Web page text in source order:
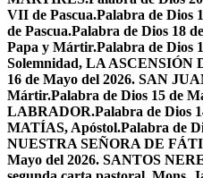
VII de Pascua.Palabra de Dios
de Pascua.Palabra de Dios 18
Papa y Mártir.Palabra de Dios
Solemnidad, LA ASCENSIÓN
16 de Mayo del 2026. SAN
Mártir.Palabra de Dios 15 de
LABRADOR.Palabra de Dios
MATÍAS, Apóstol.Palabra de
NUESTRA SEÑORA DE
Mayo del 2026. SANTOS